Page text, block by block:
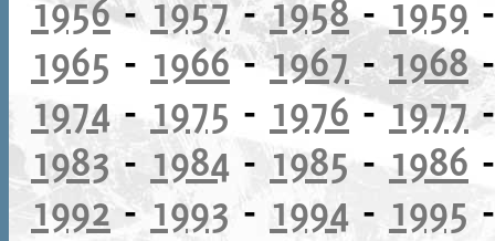
1956- 1957-1958- 1959
1965 - 1966-1967-1968
1974 - 1975 - 1976 -1977
1983- 1984 - 1985 - 1986
1992-1993 - 1994 - 1995